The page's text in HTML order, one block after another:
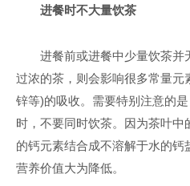
进餐时不大量饮茶
进餐前或进餐中少量饮茶并
过浓的茶，则会影响很多常量元
锌等)的吸收。需要特别注意的
时，不要同时饮茶。因为茶叶中
的钙元素结合成不溶解于水的
营养价值大为降低。